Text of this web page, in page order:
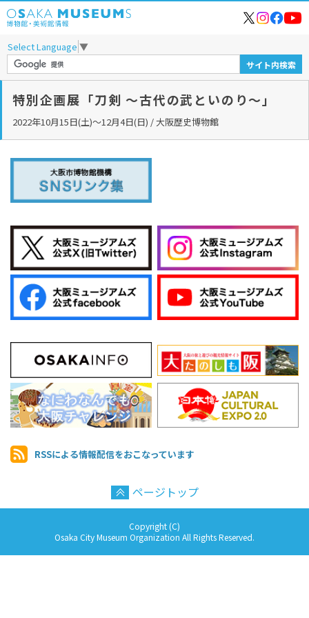
Select Language ▼
特別企画展「刀剣 ～古代の武といのり～」
2022年10月15日(土)～12月4日(日) / 大阪歴史博物館
RSSによる情報配信をおこなっています
ページトップ
Copyright (C)
Osaka City Museum Organization All Rights Reserved.